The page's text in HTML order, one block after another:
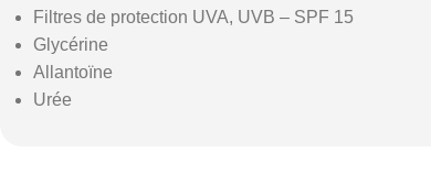
Filtres de protection UVA, UVB – SPF 15
Glycérine
Allantoïne
Urée